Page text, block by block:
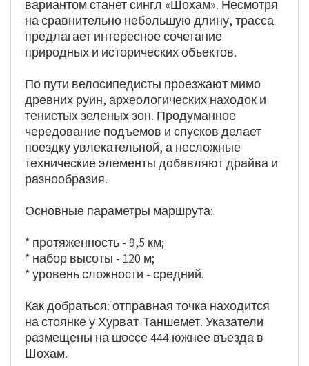
вариантом станет сингл «Шохам». Несмотря
на сравнительно небольшую длину, трасса
предлагает интересное сочетание
природных и исторических объектов.
По пути велосипедисты проезжают мимо
древних руин, археологических находок и
тенистых зеленых зон. Продуманное
чередование подъемов и спусков делает
поездку увлекательной, а несложные
технические элементы добавляют драйва и
разнообразия.
Основные параметры маршрута:
* протяженность - 9,5 км;
* набор высоты - 120 м;
* уровень сложности - средний.
Как добраться: отправная точка находится
на стоянке у Хурват-Таншемет. Указатели
размещены на шоссе 444 южнее въезда в
Шохам.